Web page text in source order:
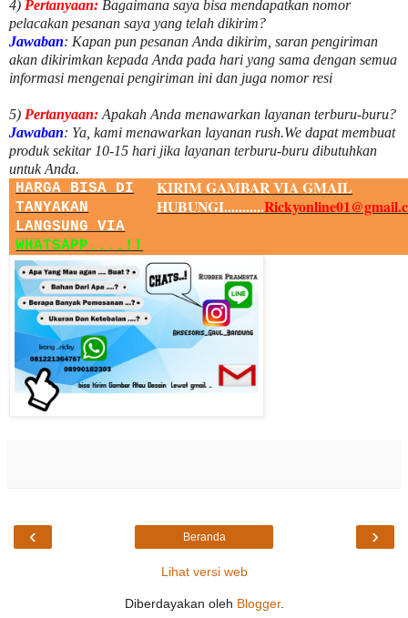
4) Pertanyaan: Bagaimana saya bisa mendapatkan nomor
pelacakan pesanan saya yang telah dikirim?
Jawaban: Kapan pun pesanan Anda dikirim, saran pengiriman
akan dikirimkan kepada Anda pada hari yang sama dengan semua
informasi mengenai pengiriman ini dan juga nomorresi
5) Pertanyaan: Apakah Anda menawarkan layanan terburu-buru?
Jawaban: Ya, kami menawarkan layanan rush.We dapat membuat
produk sekitar 10-15 hari jika layanan terburu-buru dibutuhkan
untuk Anda.
HARGA BISA DI
TANYAKAN
LANGSUNG VIA
WHATSAPP....!!
KIRIM GAMBAR VIA GMAIL
HUBUNGI...........
‹ ›
Beranda
Lihat versi web
Diberdayakan oleh Blogger.